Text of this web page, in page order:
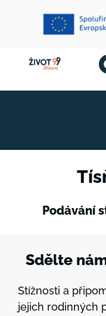
Podávání
Sdělte
Stížnosti a
jejich rodinných